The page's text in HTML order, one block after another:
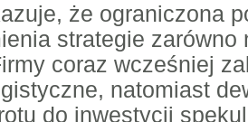
że ograniczona
strategie zarówno
coraz wcześniej
natomiast
do inwestycji